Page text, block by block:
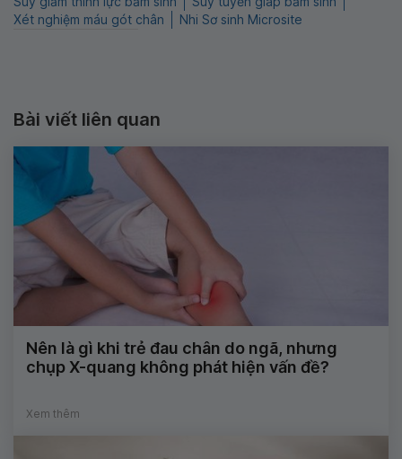
Xét nghiệm máu gót chân
Nhi Sơ sinh Microsite
Bài viết liên quan
Nên là gì khi trẻ đau chân do ngã, nhưng
chụp X-quang không phát hiện vấn đề?
Xem thêm